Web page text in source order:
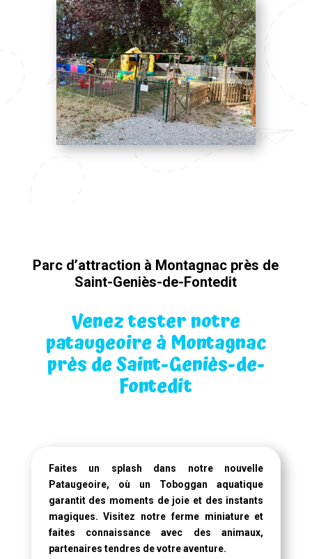
Parc d’attraction à Montagnac près de
Saint-Geniès-de-Fontedit
Venez tester notre
pataugeoire à Montagnac
près de Saint-Geniès-de-
Fontedit
Faites un splash dans notre nouvelle
Pataugeoire, où un Toboggan aquatique
garantit des moments de joie et des instants
magiques. Visitez notre ferme miniature et
faites connaissance avec des animaux,
partenaires tendres de votre aventure.